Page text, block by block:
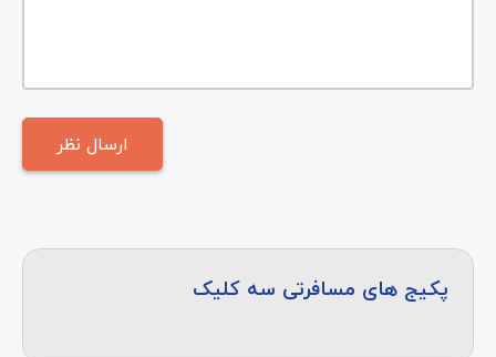
پکیج های مسافرتی سه کلیک